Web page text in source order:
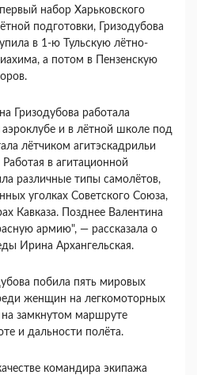
набор Харьковского
подготовки, Гризодубова
в 1-ю Тульскую лётно-
а потом в Пензенскую
Гризодубова работала
и в лётной школе под
лётчиком агитэскадрильи
в агитационной
различные типы самолётов,
уголках Советского Союза,
Кавказа. Позднее Валентина
армию", — рассказала о
Ирина Архангельская.
побила пять мировых
женщин на легкомоторных
замкнутом маршруте
и дальности полёта.
командира экипажа